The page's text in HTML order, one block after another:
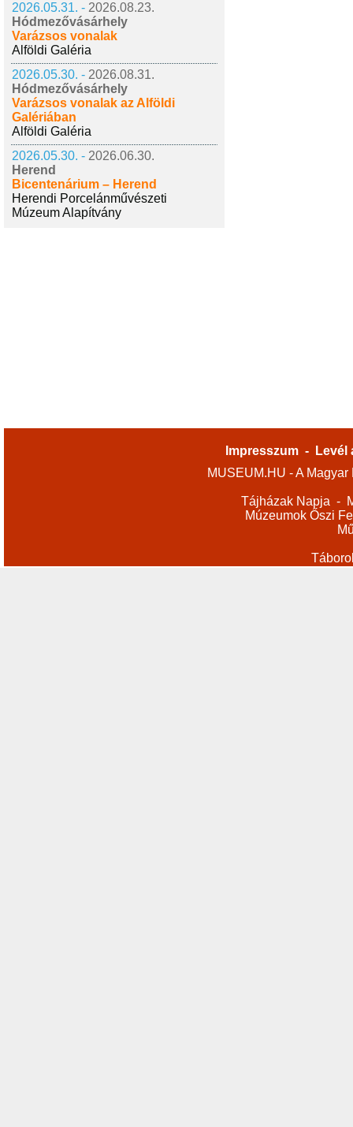
2026.05.31. - 2026.08.23.
Hódmezővásárhely
Varázsos vonalak
Alföldi Galéria
2026.05.30. - 2026.08.31.
Hódmezővásárhely
Varázsos vonalak az Alföldi
Galériában
Alföldi Galéria
2026.05.30. - 2026.06.30.
Herend
Bicentenárium – Herend
Herendi Porcelánművészeti
Múzeum Alapítvány
Impresszum -
Levél
MUSEUM.HU - A
Tájházak Napja -
Múzeumok Őszi